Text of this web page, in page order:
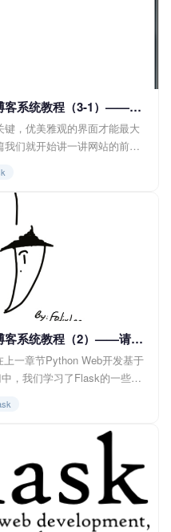
Python Web开发基于flask的博客系统教程（3-1）——前端框架与模板继承
，优美雅观的界面才能最大
们就开始讲一讲网站的前端
') d...
Python Web开发基于flask的博客系统教程（2）——请求与响应
一章节Python Web开发基于
，我们学习了Flask的一些基
，让我们开始吧！ <img